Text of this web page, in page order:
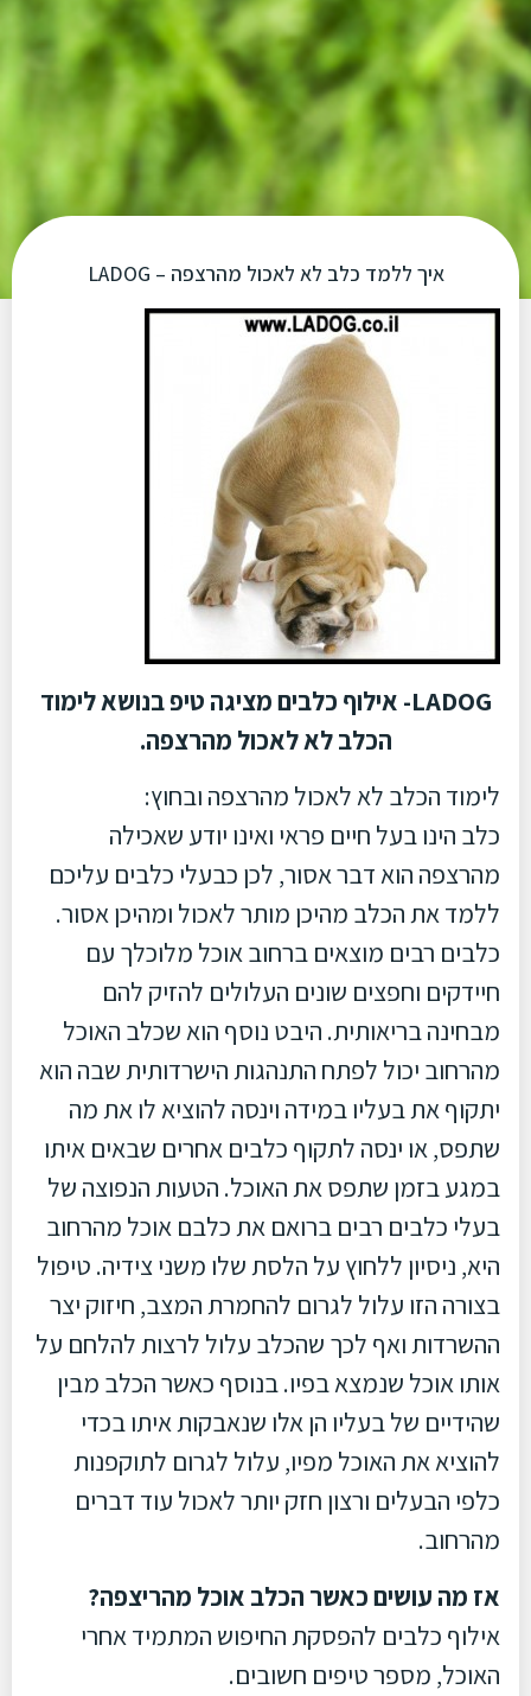
איך ללמד כלב לא לאכול מהרצפה – LADOG
LADOG- אילוף כלבים מציגה טיפ בנושא לימוד
הכלב לא לאכול מהרצפה.
לימוד הכלב לא לאכול מהרצפה ובחוץ:
כלב הינו בעל חיים פראי ואינו יודע שאכילה
מהרצפה הוא דבר אסור, לכן כבעלי כלבים עליכם
ללמד את הכלב מהיכן מותר לאכול ומהיכן אסור.
כלבים רבים מוצאים ברחוב אוכל מלוכלך עם
חיידקים וחפצים שונים העלולים להזיק להם
מבחינה בריאותית. היבט נוסף הוא שכלב האוכל
מהרחוב יכול לפתח התנהגות הישרדותית שבה הוא
יתקוף את בעליו במידה וינסה להוציא לו את מה
שתפס, או ינסה לתקוף כלבים אחרים שבאים איתו
במגע בזמן שתפס את האוכל. הטעות הנפוצה של
בעלי כלבים רבים ברואם את כלבם אוכל מהרחוב
היא, ניסיון ללחוץ על הלסת שלו משני צידיה. טיפול
בצורה הזו עלול לגרום להחמרת המצב, חיזוק יצר
ההשרדות ואף לכך שהכלב עלול לרצות להלחם על
אותו אוכל שנמצא בפיו. בנוסף כאשר הכלב מבין
שהידיים של בעליו הן אלו שנאבקות איתו בכדי
להוציא את האוכל מפיו, עלול לגרום לתוקפנות
כלפי הבעלים ורצון חזק יותר לאכול עוד דברים
מהרחוב.
אז מה עושים כאשר הכלב אוכל מהריצפה?
אילוף כלבים להפסקת החיפוש המתמיד אחרי
האוכל, מספר טיפים חשובים.